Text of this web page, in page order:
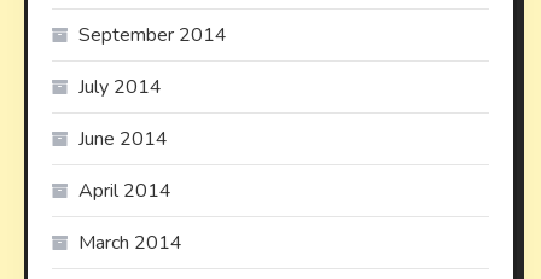
September 2014
July 2014
June 2014
April 2014
March 2014